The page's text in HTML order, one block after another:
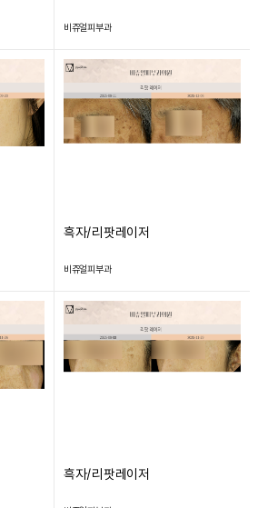
비쥬얼피부과
흑자/리팟레이저
비쥬얼피부과
흑자/리팟레이저